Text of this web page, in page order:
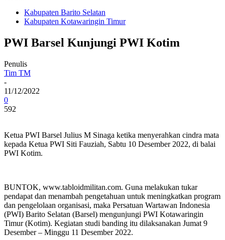
Kabupaten Barito Selatan
Kabupaten Kotawaringin Timur
PWI Barsel Kunjungi PWI Kotim
Penulis
Tim TM
-
11/12/2022
0
592
Ketua PWI Barsel Julius M Sinaga ketika menyerahkan cindra mata
kepada Ketua PWI Siti Fauziah, Sabtu 10 Desember 2022, di balai
PWI Kotim.
BUNTOK, www.tabloidmilitan.com. Guna melakukan tukar
pendapat dan menambah pengetahuan untuk meningkatkan program
dan pengelolaan organisasi, maka Persatuan Wartawan Indonesia
(PWI) Barito Selatan (Barsel) mengunjungi PWI Kotawaringin
Timur (Kotim). Kegiatan studi banding itu dilaksanakan Jumat 9
Desember – Minggu 11 Desember 2022.